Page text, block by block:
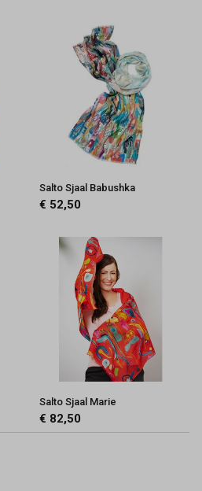
Salto Sjaal Babushka
€ 52,50
Salto Sjaal Marie
€ 82,50